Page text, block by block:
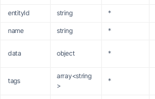
entityId string *
name string *
data object *
tags
array<string
>
*